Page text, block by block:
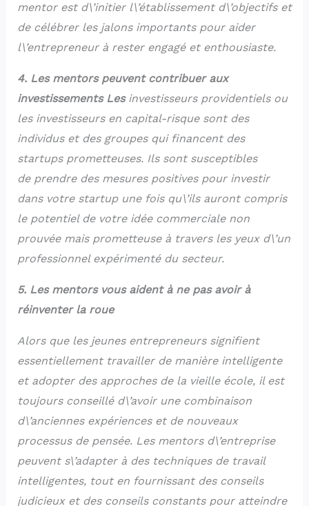
mentor est d\’initier l\’établissement d\’objectifs et
de célébrer les jalons importants pour aider
l\’entrepreneur à rester engagé et enthousiaste.
4. Les mentors peuvent contribuer aux
investissements Lesinvestisseurs providentiels ou
les investisseurs en capital-risque sont des
individus et des groupes qui financent des
startups prometteuses. Ils sont susceptibles
de prendre des mesures positives pour investir
dans votre startup une fois qu\’ils auront compris
le potentiel de votre idée commerciale non
prouvée mais prometteuse à travers les yeux d\’un
professionnel expérimenté du secteur.
5. Les mentors vous aident à ne pas avoir à
réinventer la roue
Alors que les jeunes entrepreneurs signifient
essentiellement travailler de manière intelligente
et adopter des approches de la vieille école, il est
toujours conseillé d\’avoir une combinaison
d\’anciennes expériences et de nouveaux
processus de pensée. Les mentors d\’entreprise
peuvent s\’adapter à des techniques de travail
intelligentes, tout en fournissant des conseils
judicieux et des conseils constants pour atteindre